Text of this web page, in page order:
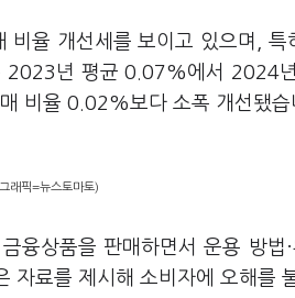
비율 개선세를 보이고 있으며,
2023년 평균 0.07%에서 2024
비율 0.02%보다 소폭 개선됐습
래픽=뉴스토마토)
융상품을 판매하면서 운용 방
자료를 제시해 소비자에 오해를